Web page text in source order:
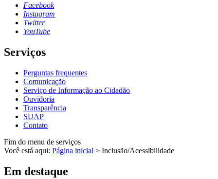
Facebook
Instagram
Twitter
YouTube
Serviços
Perguntas frequentes
Comunicação
Serviço de Informação ao Cidadão
Ouvidoria
Transparência
SUAP
Contato
Fim do menu de serviços
Você está aqui: Página inicial > Inclusão/Acessibilidade
Em destaque